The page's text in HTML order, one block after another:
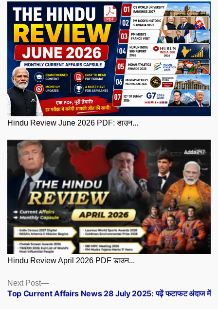
Hindu Review June 2026 PDF: डाउन...
Hindu Review April 2026 PDF डाउन...
Posts
navigation
Next Post
Next
post:
Top Current Affairs News 28 July 2025: पढ़ें फटाफट अंदाज में